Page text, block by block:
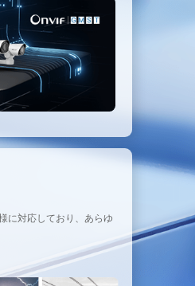
に対応しており、あらゆ